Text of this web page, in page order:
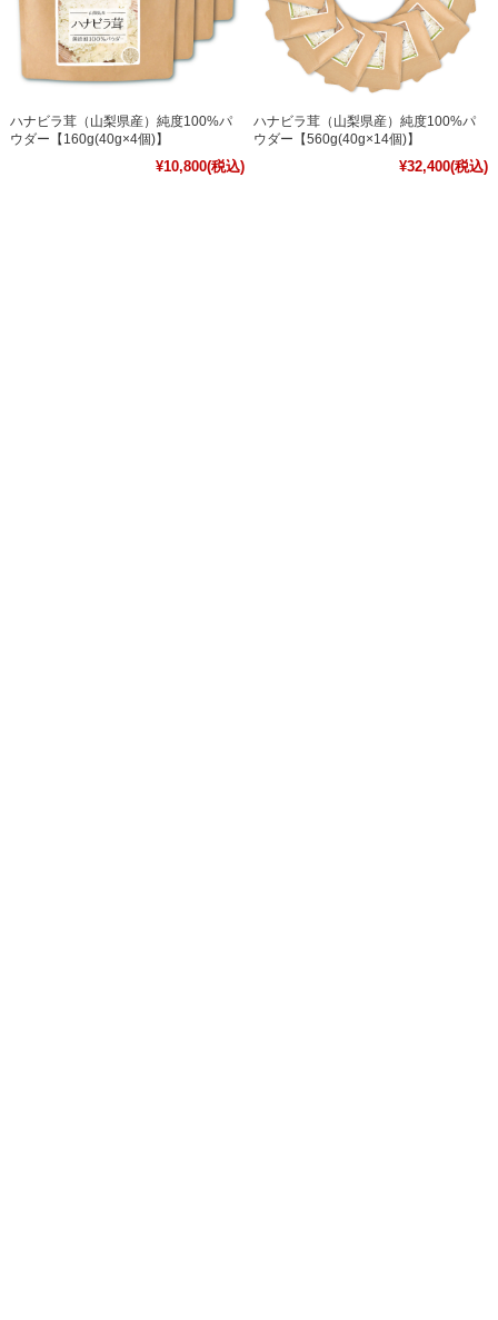
ハナビラ茸（山梨県産）純度100%パ
ウダー【160g(40g×4個)】
¥10,800(税込)
ハナビラ茸（山梨県産）純度100%パ
ウダー【560g(40g×14個)】
¥32,400(税込)